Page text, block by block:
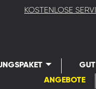
KOSTENLOSE
ANGEBOTE